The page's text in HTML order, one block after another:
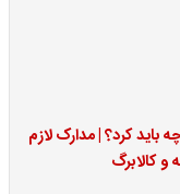
باید کرد؟ | مدارک لازم
و کالابرگ